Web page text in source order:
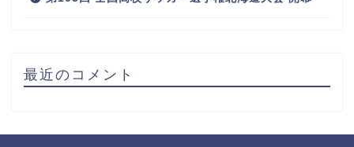
最近のコメント